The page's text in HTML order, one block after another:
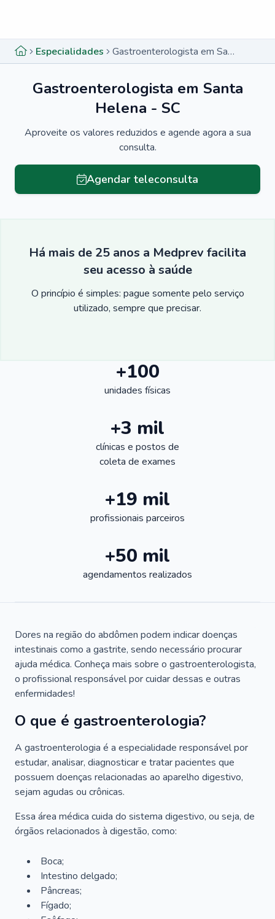
Especialidades Gastroenterologista em Santa Helena - SC
Gastroenterologista em Santa
Helena - SC
Aproveite os valores reduzidos e agende agora a sua
consulta.
Agendar teleconsulta
Há mais de 25 anos a Medprev facilita
seu acesso à saúde
O princípio é simples: pague somente pelo serviço
utilizado, sempre que precisar.
+100
unidades físicas
+3 mil
clínicas e postos de
coleta de exames
+19 mil
profissionais parceiros
+50 mil
agendamentos realizados
Dores na região do abdômen podem indicar doenças
intestinais como a gastrite, sendo necessário procurar
ajuda médica. Conheça mais sobre o gastroenterologista,
o profissional responsável por cuidar dessas e outras
enfermidades!
O que é gastroenterologia?
A gastroenterologia é a especialidade responsável por
estudar, analisar, diagnosticar e tratar pacientes que
possuem doenças relacionadas ao aparelho digestivo,
sejam agudas ou crônicas.
Essa área médica cuida do sistema digestivo, ou seja, de
órgãos relacionados à digestão, como:
Boca;
Intestino delgado;
Pâncreas;
Fígado;